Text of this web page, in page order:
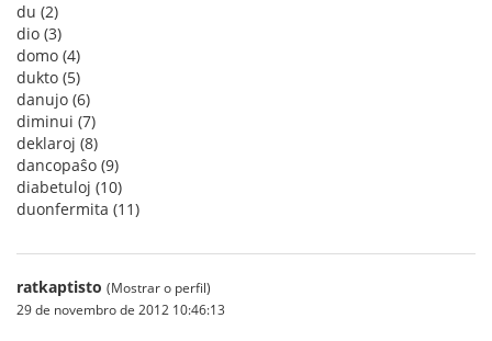
du (2)
dio (3)
domo (4)
dukto (5)
danujo (6)
diminui (7)
deklaroj (8)
dancopaŝo (9)
diabetuloj (10)
duonfermita (11)
ratkaptisto (Mostrar o perfil)
29 de novembro de 2012 10:46:13